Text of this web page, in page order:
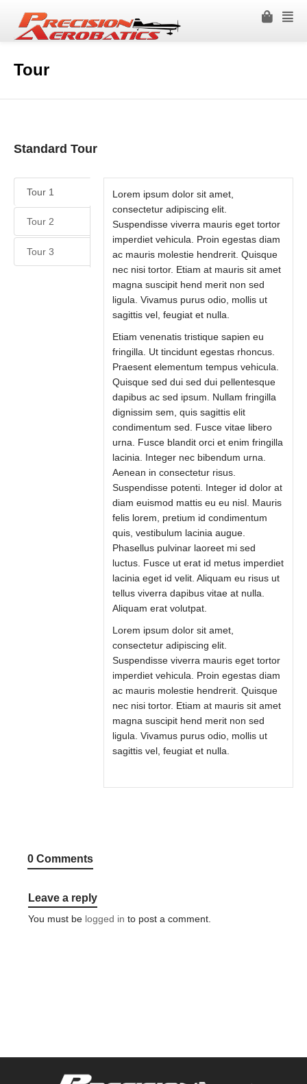
Tour
Standard Tour
Tour 1
Tour 2
Tour 3
Lorem ipsum dolor sit amet,
consectetur adipiscing elit.
Suspendisse viverra mauris eget tortor
imperdiet vehicula. Proin egestas diam
ac mauris molestie hendrerit. Quisque
nec nisi tortor. Etiam at mauris sit amet
magna suscipit hend merit non sed
ligula. Vivamus purus odio, mollis ut
sagittis vel, feugiat et nulla.
Etiam venenatis tristique sapien eu
fringilla. Ut tincidunt egestas rhoncus.
Praesent elementum tempus vehicula.
Quisque sed dui sed dui pellentesque
dapibus ac sed ipsum. Nullam fringilla
dignissim sem, quis sagittis elit
condimentum sed. Fusce vitae libero
urna. Fusce blandit orci et enim fringilla
lacinia. Integer nec bibendum urna.
Aenean in consectetur risus.
Suspendisse potenti. Integer id dolor at
diam euismod mattis eu eu nisl. Mauris
felis lorem, pretium id condimentum
quis, vestibulum lacinia augue.
Phasellus pulvinar laoreet mi sed
luctus. Fusce ut erat id metus imperdiet
lacinia eget id velit. Aliquam eu risus ut
tellus viverra dapibus vitae at nulla.
Aliquam erat volutpat.
Lorem ipsum dolor sit amet,
consectetur adipiscing elit.
Suspendisse viverra mauris eget tortor
imperdiet vehicula. Proin egestas diam
ac mauris molestie hendrerit. Quisque
nec nisi tortor. Etiam at mauris sit amet
magna suscipit hend merit non sed
ligula. Vivamus purus odio, mollis ut
sagittis vel, feugiat et nulla.
0 Comments
Leave a reply
You must be logged in to post a comment.